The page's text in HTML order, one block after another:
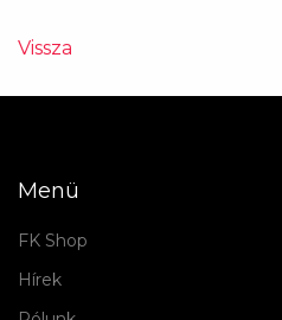
Vissza
Menü
FK Shop
Hírek